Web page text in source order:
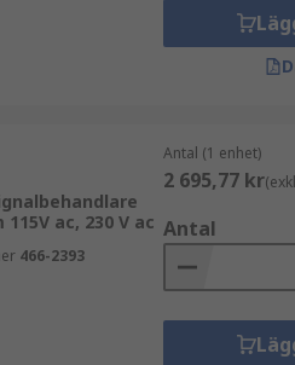
ac, 230 V ac
466-2393
Antal (1 enhet)
2 695,77 kr
Antal